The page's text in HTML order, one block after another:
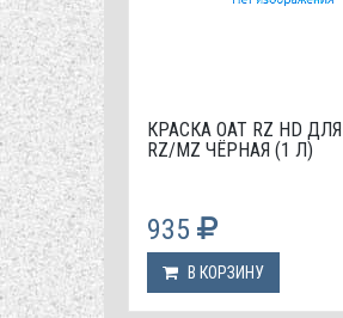
КРАСКА OAT RZ HD ДЛЯ
RZ/MZ ЧЁРНАЯ (1 Л)
935
В КОРЗИНУ